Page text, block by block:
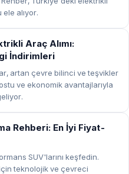
alıyor.
Araç Alımı:
İndirimleri
artan çevre bilinci ve teşvikler
ve ekonomik avantajlarıyla
Rehberi: En İyi Fiyat-
SUV'larını keşfedin.
teknolojik ve çevreci